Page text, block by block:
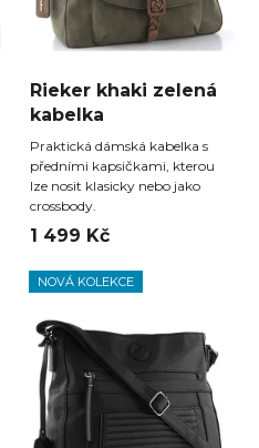
Rieker khaki zelená
kabelka
Praktická dámská kabelka s
předními kapsičkami, kterou
lze nosit klasicky nebo jako
crossbody.
1 499 Kč
NOVÁ KOLEKCE